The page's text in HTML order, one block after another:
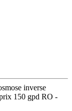
inverse
150 gpd RO -